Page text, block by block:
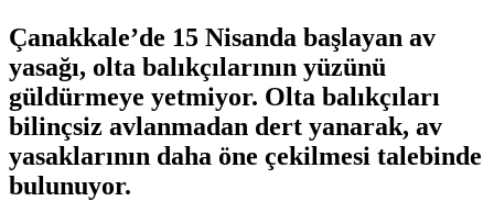
Çanakkale’de 15 Nisanda başlayan av
yasağı, olta balıkçılarının yüzünü
güldürmeye yetmiyor. Olta balıkçıları
bilinçsiz avlanmadan dert yanarak, av
yasaklarının daha öne çekilmesi talebinde
bulunuyor.